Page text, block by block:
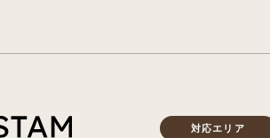
対応エリア